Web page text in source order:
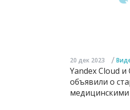
20 дек 2023 /
Yandex Cloud
объявили о